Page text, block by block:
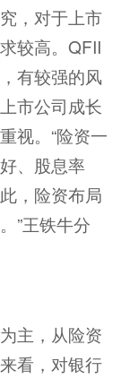
，对于上市
较高。QFII
有较强的风
市公司成长
视。“险资一
、股息率
，险资布局
”王铁牛分
主，从险资
看，对银行